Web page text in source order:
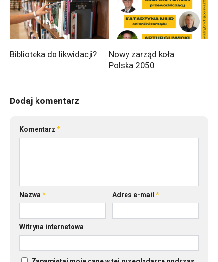
Biblioteka do likwidacji?
Nowy zarząd koła
Polska 2050
Dodaj komentarz
Komentarz *
Nazwa* Adres e-mail*
Witryna internetowa